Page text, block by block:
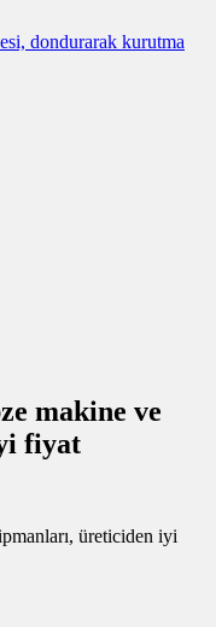
makine ve
fiyat
üreticiden iyi